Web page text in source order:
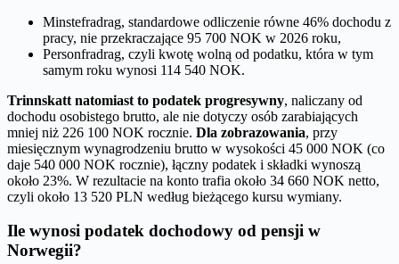
Minstefradrag, standardowe odliczenie równe 46% dochodu z
pracy, nie przekraczające 95 700 NOK w 2026 roku,
Personfradrag, czyli kwotę wolną od podatku, która w tym
samym roku wynosi 114 540 NOK.
Trinnskatt natomiast to podatek progresywny, naliczany od
dochodu osobistego brutto, ale nie dotyczy osób zarabiających
mniej niż 226 100 NOK rocznie. Dla zobrazowania, przy
miesięcznym wynagrodzeniu brutto w wysokości 45 000 NOK (co
daje 540 000 NOK rocznie), łączny podatek i składki wynoszą
około 23%. W rezultacie na konto trafia około 34 660 NOK netto,
czyli około 13 520 PLN według bieżącego kursu wymiany.
Ile wynosi podatek dochodowy od pensji w
Norwegii?